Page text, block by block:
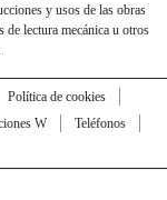
y usos de las obras
de lectura mecánica u otros
Política de cookies
W
Teléfonos